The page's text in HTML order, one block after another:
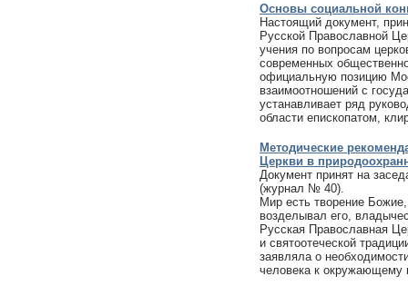
Основы социальной
Настоящий документ,
Русской Православной
учения по вопросам
современных
официальную позицию
взаимоотношений с
устанавливает ряд
области епископатом,
Методические
Церкви в
Документ принят на
(журнал № 40).
Мир есть творение
возделывал его,
Русская Православная
и святоотеческой
заявляла о
человека к окружающему